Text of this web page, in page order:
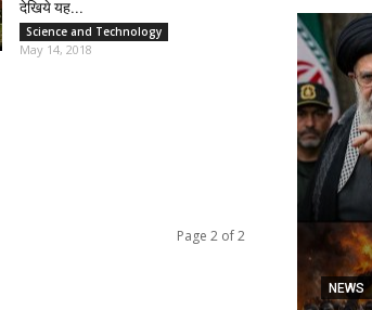
देखिये यह...
Science and Technology
May 14, 2018
Page 2 of 2
NEWS